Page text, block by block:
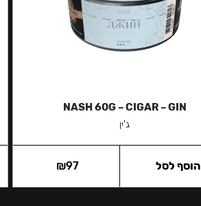
NASH 60G – CIGAR – GIN
ג'ין
₪97 הוסף לסל